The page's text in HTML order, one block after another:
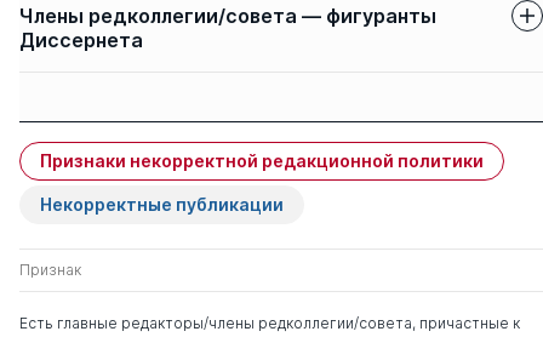
Члены редколлегии/совета — фигуранты
Диссернета
Топольский Николай
Григорьевич
д. тех.н. 0 1
Дурнев Роман
Александрович
Признаки некорректной редакционной политики
Некорректные публикации
Признак
Есть главные редакторы/члены редколлегии/совета, причастные к